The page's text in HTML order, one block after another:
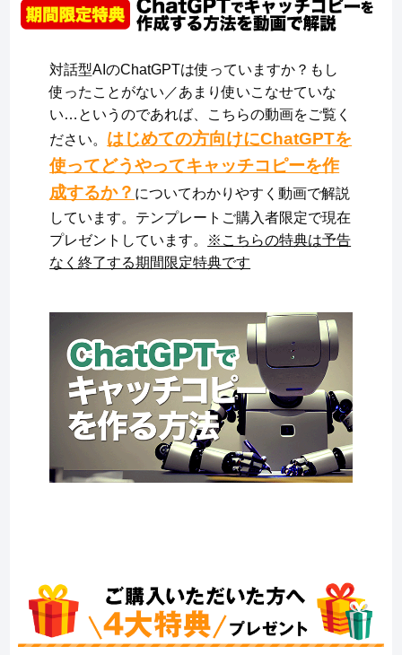
対話型AIのChatGPTは使っていますか？もし
使ったことがない／あまり使いこなせていな
い…というのであれば、こちらの動画をご覧く
ださい。 はじめての方向けにChatGPTを
使ってどうやってキャッチコピーを作
成するか？ についてわかりやすく動画で解説
しています。テンプレートご購入者限定で現在
プレゼントしています。
※こちらの特典は予告
なく終了する期間限定特典です